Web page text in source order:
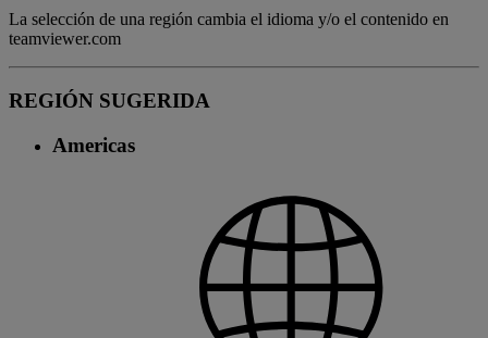
La selección de una región cambia el idioma y/o el contenido en
teamviewer.com
REGIÓN SUGERIDA
Americas